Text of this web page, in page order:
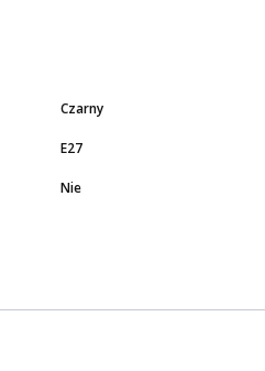
Czarny
E27
Nie